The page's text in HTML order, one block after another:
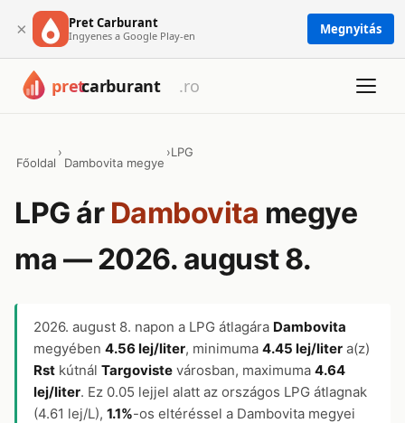
× Pret Carburant
Ingyenes a Google Play-en Megnyitás
Főoldal
›
Dambovita megye
›LPG
LPG ár Dambovita megye
ma — 2026. august 8.
2026. august 8. napon a LPG átlagára Dambovita
megyében 4.56 lej/liter, minimuma 4.45 lej/liter a(z)
Rst kútnál Targoviste városban, maximuma 4.64
lej/liter. Ez 0.05 lejjel alatt az országos LPG átlagnak
(4.61 lej/L), 1.1%-os eltéréssel a Dambovita megyei